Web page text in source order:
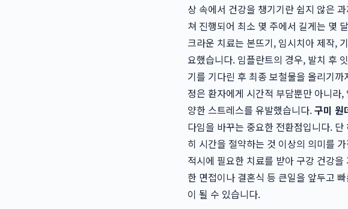
상 속에서 건강을 챙기기란 쉽지 않은
쳐 진행되어 최소 몇 주에서 길게는 몇
크라운 치료는 본뜨기, 임시치아 제작,
요했습니다. 임플란트의 경우, 발치 후
기를 기다린 후 최종 보철물을 올리기
정은 환자에게 시간적 부담뿐만 아니라
양한 스트레스를 유발했습니다.구미 원
다임을 바꾸는 중요한 전환점입니다.
히 시간을 절약하는 것 이상의 의미를
적시에 필요한 치료를 받아 구강 건강
한 면접이나 결혼식 등 큰일을 앞두고
이 될 수 있습니다.